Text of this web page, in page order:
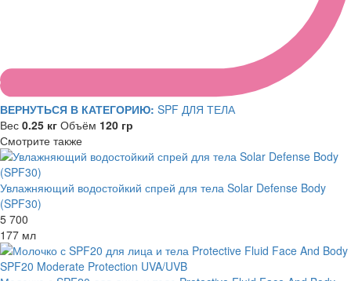
ВЕРНУТЬСЯ В КАТЕГОРИЮ: SPF ДЛЯ ТЕЛА
Вес 0.25 кг Объём 120 гр
Смотрите также
Увлажняющий водостойкий спрей для тела Solar Defense Body
(SPF30)
5 700
177 мл